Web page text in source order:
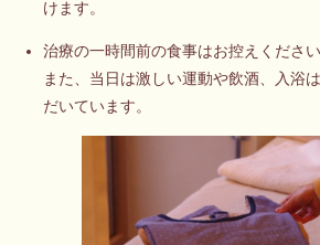
けます。
治療の一時間前の食事はお控えください
また、当日は激しい運動や飲酒、入浴
だいています。